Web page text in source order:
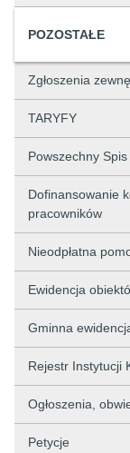
POZOSTAŁE
Zgłoszenia
TARYFY
Powszechny
Dofinansowanie
pracowników
Nieodpłatna
Ewidencja
Gminna
Rejestr Instytucji
Ogłoszenia,
Petycje